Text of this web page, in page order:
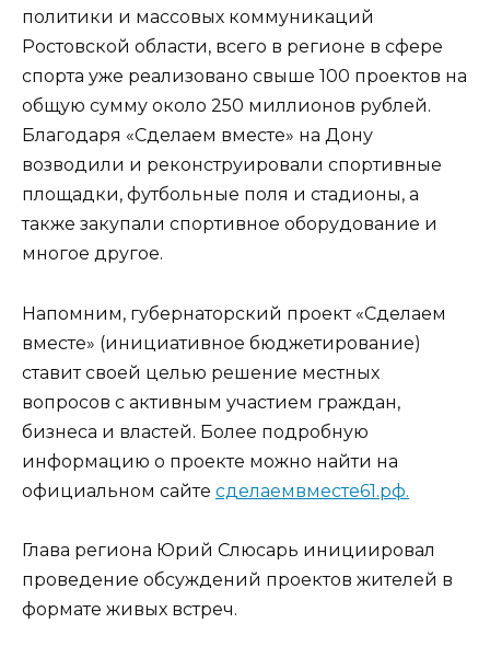
политики и массовых коммуникаций
Ростовской области, всего в регионе в сфере
спорта уже реализовано свыше 100 проектов на
общую сумму около 250 миллионов рублей.
Благодаря «Сделаем вместе» на Дону
возводили и реконструировали спортивные
площадки, футбольные поля и стадионы, а
также закупали спортивное оборудование и
многое другое.
Напомним, губернаторский проект «Сделаем
вместе» (инициативное бюджетирование)
ставит своей целью решение местных
вопросов с активным участием граждан,
бизнеса и властей. Более подробную
информацию о проекте можно найти на
официальном сайте сделаемвместе61.рф.
Глава региона Юрий Слюсарь инициировал
проведение обсуждений проектов жителей в
формате живых встреч.